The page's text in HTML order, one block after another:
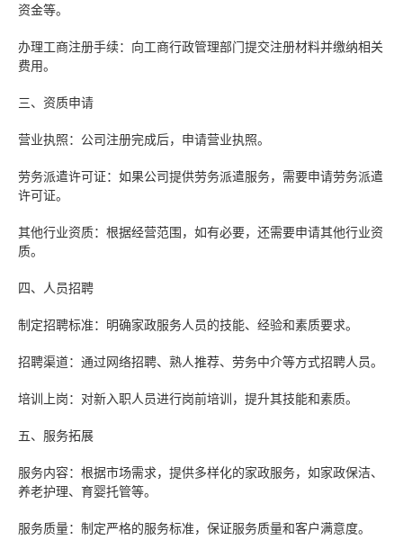
资金等。
办理工商注册手续：向工商行政管理部门提交注册材料并缴纳相关
费用。
三、资质申请
营业执照：公司注册完成后，申请营业执照。
劳务派遣许可证：如果公司提供劳务派遣服务，需要申请劳务派遣
许可证。
其他行业资质：根据经营范围，如有必要，还需要申请其他行业资
质。
四、人员招聘
制定招聘标准：明确家政服务人员的技能、经验和素质要求。
招聘渠道：通过网络招聘、熟人推荐、劳务中介等方式招聘人员。
培训上岗：对新入职人员进行岗前培训，提升其技能和素质。
五、服务拓展
服务内容：根据市场需求，提供多样化的家政服务，如家政保洁、
养老护理、育婴托管等。
服务质量：制定严格的服务标准，保证服务质量和客户满意度。